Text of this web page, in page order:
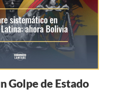
Golpe de Estado